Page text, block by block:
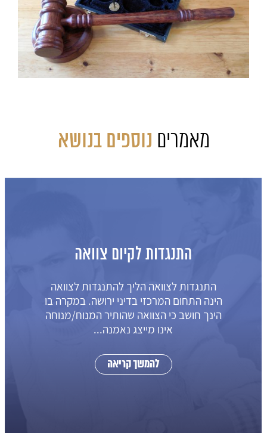
מאמרים נוספים בנושא
התנגדות לקיום צוואה
התנגדות לצוואה הליך להתנגדות לצוואה
הינה התחום המרכזי בדיני ירושה. במקרה בו
הינך חושב כי הצוואה שהותיר המנוח/מנוחה
אינו מייצג נאמנה...
להמשך קריאה